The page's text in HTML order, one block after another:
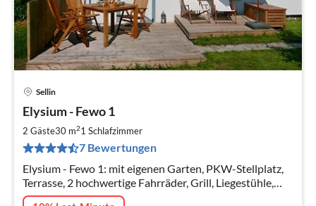
Sellin
Elysium - Fewo 1
2 Gäste30 m21 Schlafzimmer
7 Bewertungen
Elysium - Fewo 1: mit eigenen Garten, PKW-Stellplatz,
Terrasse, 2 hochwertige Fahrräder, Grill, Liegestühle,
Sonnenschirm, SAT-TV, WLAN, Grohe Euphoria Dusche,